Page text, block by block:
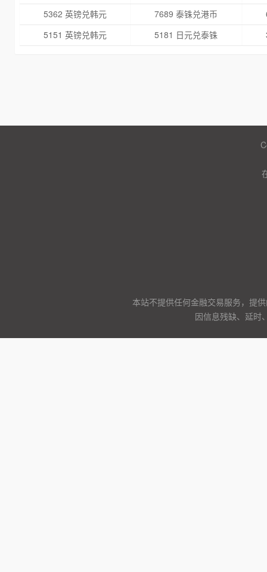
5362 英镑兑韩元
7689 泰铢兑港币
5151 英镑兑韩元
5181 日元兑泰铢
本站不提供任何金融交易服务，提
因信息残缺、延时